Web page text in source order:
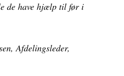
de have hjælp til før i
Afdelingsleder,